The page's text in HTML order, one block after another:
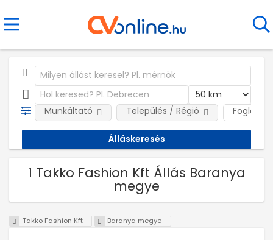
Munkáltató Település / Régió
1 Takko Fashion Kft Állás Baranya
megye
Takko Fashion Kft Baranya megye